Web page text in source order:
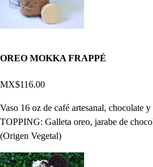
OREO MOKKA FRAPPÉ
MX$116.00
Vaso 16 oz de café artesanal, chocolate
TOPPING: Galleta oreo, jarabe de
(Origen Vegetal)